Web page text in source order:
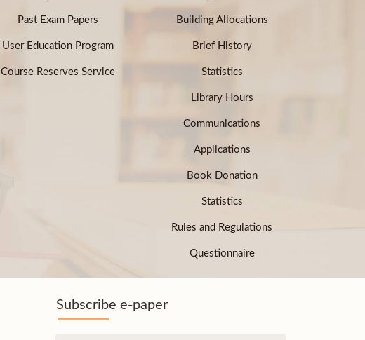
Past Exam Papers
User Education Program
Course Reserves Service
Building Allocations
Brief History
Statistics
Library Hours
Communications
Applications
Book Donation
Statistics
Rules and Regulations
Questionnaire
Subscribe e-paper